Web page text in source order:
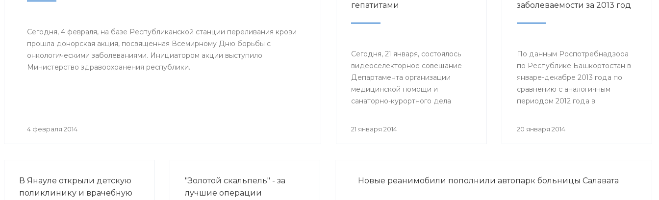
Сегодня, 4 февраля, на базе Республиканской станции переливания крови
прошла донорская акция, посвященная Всемирному Дню борьбы с
онкологическими заболеваниями. Инициатором акции выступило
Министерство здравоохранения республики.
4 февраля 2014
гепатитами
Сегодня, 21 января, состоялось
видеоселекторное совещание
Департамента организации
медицинской помощи и
санаторно-курортного дела
21 января 2014
заболеваемости за 2013 год
По данным Роспотребнадзора
по Республике Башкортостан в
январе-декабре 2013 года по
сравнению с аналогичным
периодом 2012 года в
20 января 2014
В Янауле открыли детскую
поликлинику и врачебную
"Золотой скальпель" - за
лучшие операции
Новые реанимобили пополнили автопарк больницы Салавата